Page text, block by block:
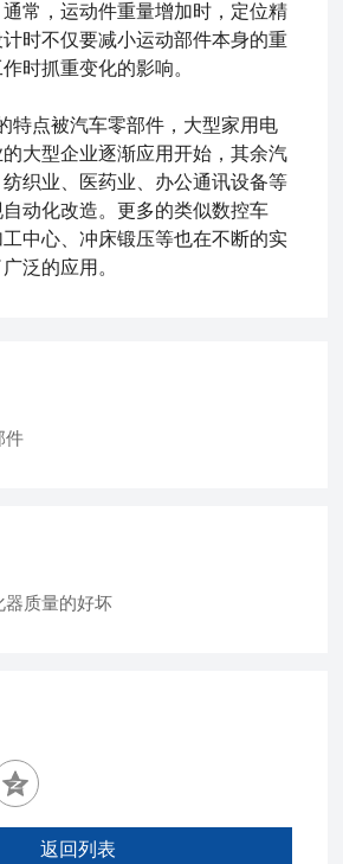
常，运动件重量增加时，定位精
时不仅要减小运动部件本身的重
时抓重变化的影响。
特点被汽车零部件，大型家用电
大型企业逐渐应用开始，其余汽
织业、医药业、办公通讯设备等
动化改造。更多的类似数控车
中心、冲床锻压等也在不断的实
泛的应用。
件
器质量的好坏
返回列表